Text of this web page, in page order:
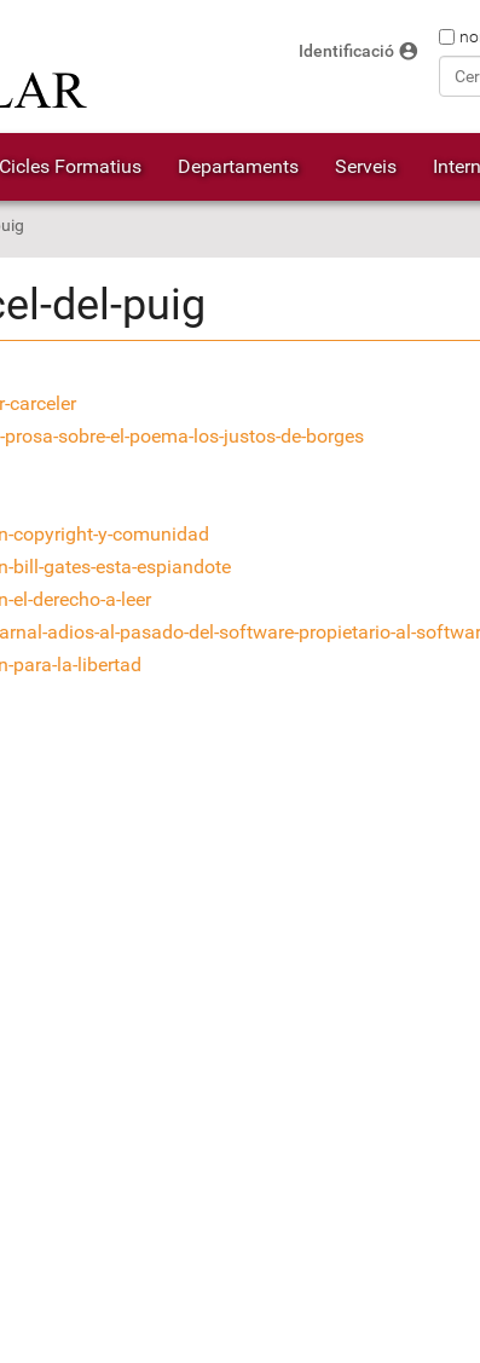
Cerca
Identificació account_circle
Cicles Formatius Departaments Serveis
del-puig
carceler
sobre-el-poema-los-justos-de-borges
copyright-y-comunidad
bill-gates-esta-espiandote
el-derecho-a-leer
adios-al-pasado-del-software-propietario-al-
para-la-libertad